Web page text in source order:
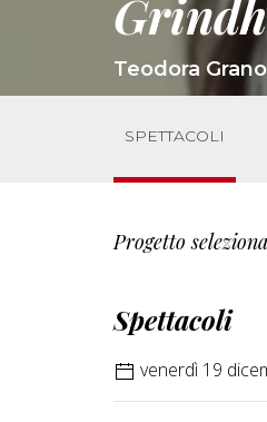
Teodora Grano
SPETTACOLI
Progetto
Spettacoli
venerdì 19